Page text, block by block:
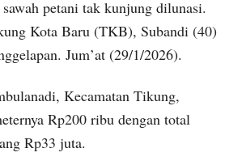
petani tak kunjung dilunasi.
Kota Baru (TKB), Subandi (40)
Jum’at (29/1/2026).
Kecamatan Tikung,
Rp200 ribu dengan total
Rp33 juta.